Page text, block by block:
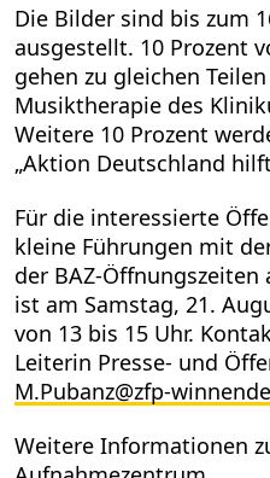
Die Bilder sind bis zum
ausgestellt. 10 Prozent
gehen zu gleichen
Musiktherapie des
Weitere 10 Prozent
„Aktion Deutschland
Für die interessierte
kleine Führungen mit
der BAZ-Öffnungszeiten
ist am Samstag, 21.
von 13 bis 15 Uhr.
Leiterin Presse- und
M.Pubanz@zfp-
Weitere Informationen